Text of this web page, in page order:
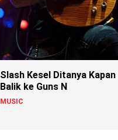
Slash Kesel Ditanya Kapan
Balik ke Guns N
MUSIC